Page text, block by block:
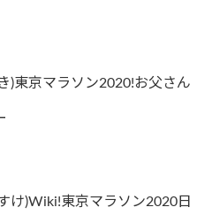
)東京マラソン2020!お父さん
け)Wiki!東京マラソン2020日